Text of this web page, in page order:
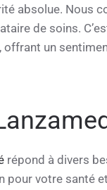
absolue. Nous
de soins.
un
répond à divers
pour votre santé